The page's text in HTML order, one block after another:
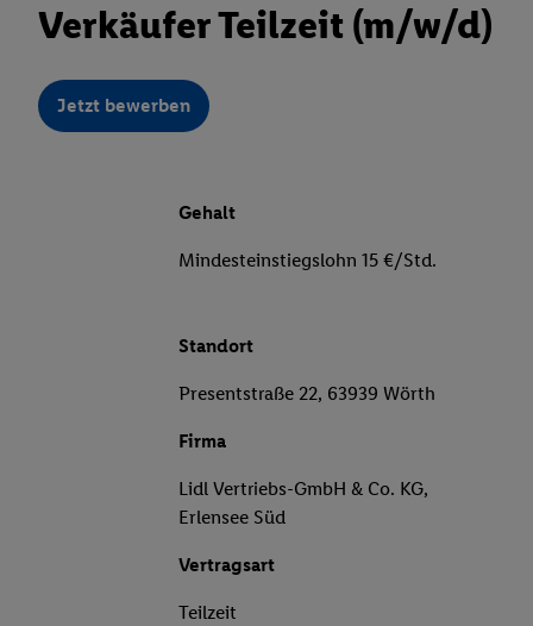
Verkäufer Teilzeit (m/w/d)
Jetzt bewerben
Gehalt
Mindesteinstiegslohn 15 €/Std.
Standort
Presentstraße 22, 63939 Wörth
Firma
Lidl Vertriebs-GmbH & Co. KG,
Erlensee Süd
Vertragsart
Teilzeit